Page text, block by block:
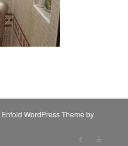
Enfold WordPress Theme by